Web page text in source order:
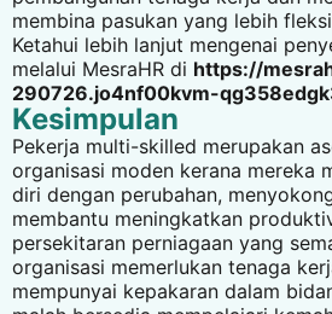
membina pasukan yang lebih
Ketahui lebih lanjut mengenai
melalui MesraHR di https://
290726.jo4nf00kvm-
Kesimpulan
Pekerja multi-skilled merupakan
organisasi moden kerana mereka
diri dengan perubahan,
membantu meningkatkan
persekitaran perniagaan yang
organisasi memerlukan tenaga
mempunyai kepakaran dalam